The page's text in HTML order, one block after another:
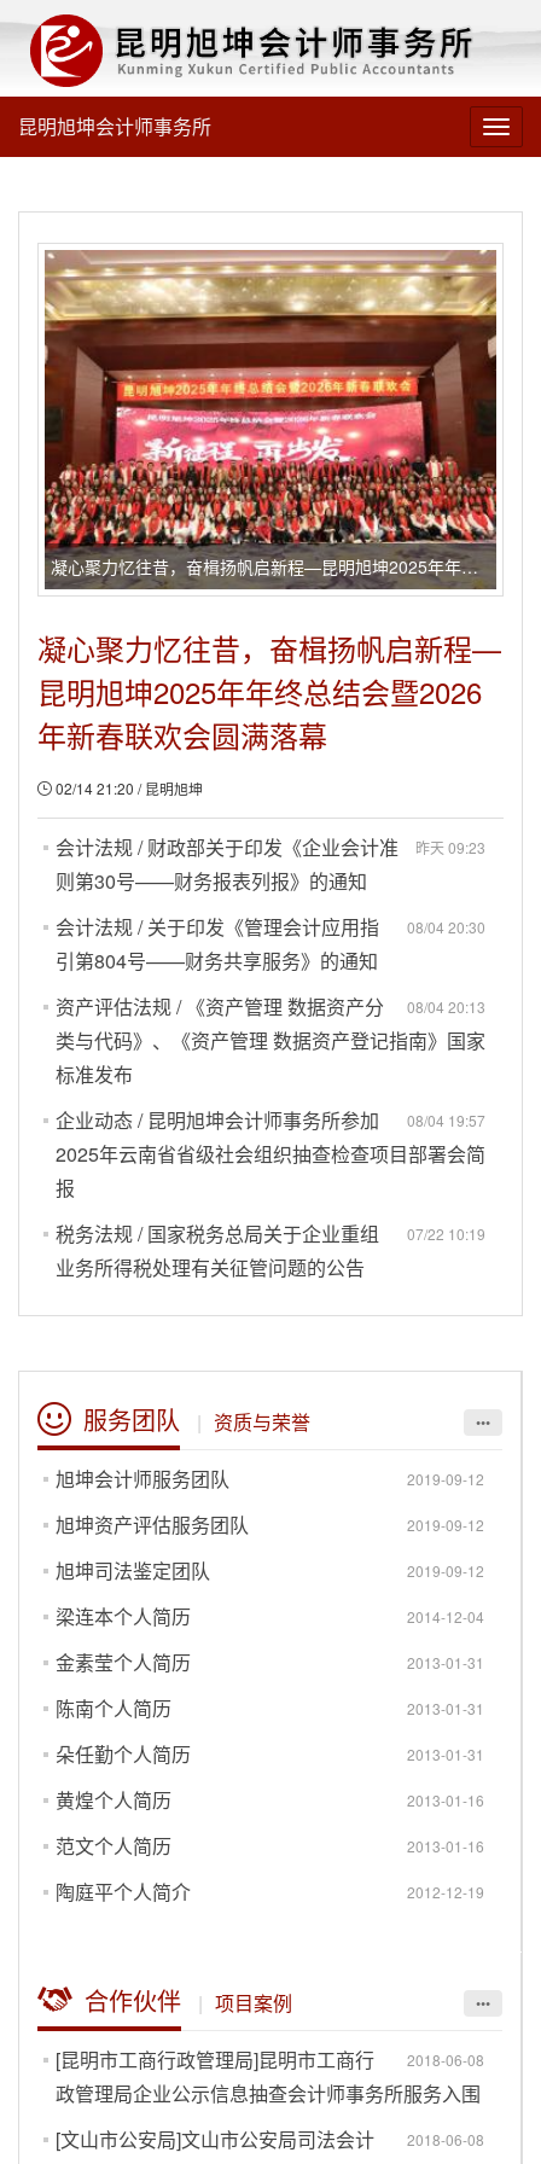
昆明旭坤会计师事务所
凝心聚力忆往昔，奋楫扬帆启新程—昆明旭坤2025年年终总结会暨2026年新春联欢会圆满落幕
凝心聚力忆往昔，奋楫扬帆启新程—
昆明旭坤2025年年终总结会暨2026
年新春联欢会圆满落幕
02/14 21:20 / 昆明旭坤
昨天 09:23
会计法规 / 财政部关于印发《企业会计准
则第30号——财务报表列报》的通知
08/04 20:30
会计法规 / 关于印发《管理会计应用指
引第804号——财务共享服务》的通知
08/04 20:13
资产评估法规 / 《资产管理 数据资产分
类与代码》、《资产管理 数据资产登记指南》国家
标准发布
08/04 19:57
企业动态 / 昆明旭坤会计师事务所参加
2025年云南省省级社会组织抽查检查项目部署会简
报
07/22 10:19
税务法规 / 国家税务总局关于企业重组
业务所得税处理有关征管问题的公告
服务团队 | 资质与荣誉 •••
2019-09-12
旭坤会计师服务团队
2019-09-12
旭坤资产评估服务团队
2019-09-12
旭坤司法鉴定团队
2014-12-04
梁连本个人简历
2013-01-31
金素莹个人简历
2013-01-31
陈南个人简历
2013-01-31
朵任勤个人简历
2013-01-16
黄煌个人简历
2013-01-16
范文个人简历
2012-12-19
陶庭平个人简介
合作伙伴 | 项目案例 •••
2018-06-08
[昆明市工商行政管理局]昆明市工商行
政管理局企业公示信息抽查会计师事务所服务入围
2018-06-08
[文山市公安局]文山市公安局司法会计